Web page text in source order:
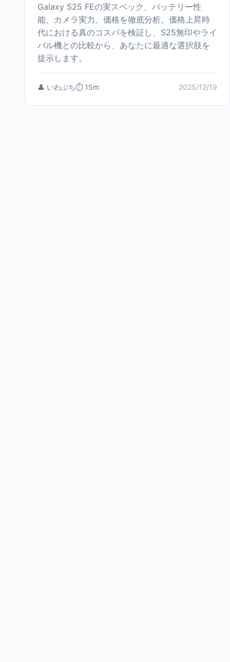
Galaxy S25 FEの実スペック、バッテリー性
能、カメラ実力、価格を徹底分析。価格上昇時
代における真のコスパを検証し、S25無印やライ
バル機との比較から、あなたに最適な選択肢を
提示します。
👤 いわぶち⏱️ 15m 2025/12/19